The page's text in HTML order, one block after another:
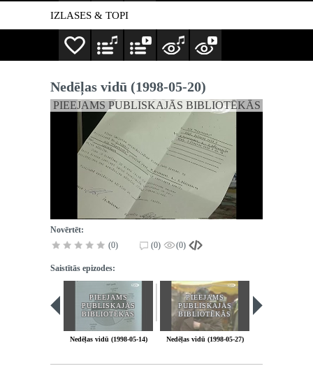
IZLASES & TOPI
Nedēļas vidū (1998-05-20)
PIEEJAMS PUBLISKAJĀS BIBLIOTĒKĀS
Novērtēt:
(0)
(0) (0)
Saistītās epizodes:
PIEEJAMS
PUBLISKAJĀS
BIBLIOTĒKĀS
Nedēļas vidū (1998-05-14)
PIEEJAMS
PUBLISKAJĀS
BIBLIOTĒKĀS
Nedēļas vidū (1998-05-27)